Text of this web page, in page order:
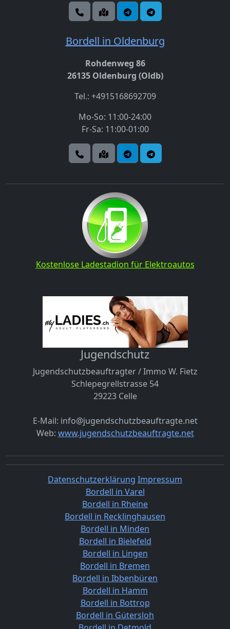
Bordell in Oldenburg
Rohdenweg 86
26135 Oldenburg (Oldb)
Tel.: +4915168692709
Mo-So: 11:00-24:00
Fr-Sa: 11:00-01:00
Kostenlose Ladestadion für Elektroautos
Jugendschutz
Jugendschutzbeauftragter / Immo W. Fietz
Schlepegrellstrasse 54
29223 Celle
E-Mail: info@jugendschutzbeauftragte.net
Web: www.jugendschutzbeauftragte.net
Datenschutzerklärung Impressum
Bordell in Varel
Bordell in Rheine
Bordell in Recklinghausen
Bordell in Minden
Bordell in Bielefeld
Bordell in Lingen
Bordell in Bremen
Bordell in Ibbenbüren
Bordell in Hamm
Bordell in Bottrop
Bordell in Gütersloh